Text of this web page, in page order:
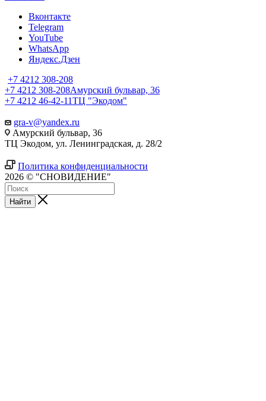
Вконтакте
Telegram
YouTube
WhatsApp
Яндекс.Дзен
+7 4212 308-208
+7 4212 308-208Амурский бульвар, 36
+7 4212 46-42-11ТЦ "Экодом"
gra-v@yandex.ru
Амурский бульвар, 36
ТЦ Экодом, ул. Ленинградская, д. 28/2
Политика конфиденциальности
2026 © "СНОВИДЕНИЕ"
Найти